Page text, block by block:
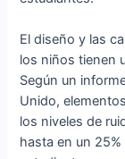
El diseño y las
los niños tienen
Según un
Unido,
los niveles de
hasta en un